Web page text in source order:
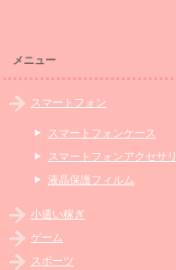
メニュー
スマートフォン
スマートフォンケース
スマートフォンアクセサリ
液晶保護フィルム
小遣い稼ぎ
ゲーム
スポーツ